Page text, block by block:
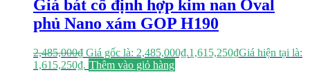
Giá bát cố định hợp kim nan Oval
phủ Nano xám GOP H190
2,485,000₫ Giá gốc là: 2,485,000₫.1,615,250₫Giá hiện tại là:
1,615,250₫. Thêm vào giỏ hàng